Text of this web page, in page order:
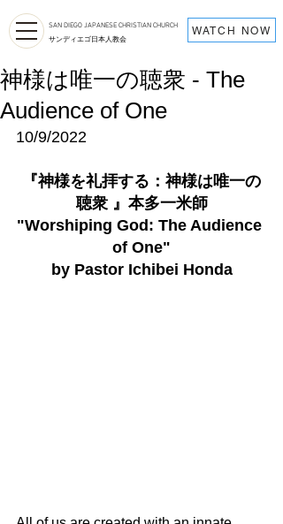
SAN DIEGO JAPANESE CHRISTIAN CHURCH
サンディエゴ日本人教会
WATCH NOW
神様は唯一の聴衆 - The
Audience of One
10/9/2022
『神様を礼拝する：神様は唯一の
聴衆 』 本多一米師
"Worshiping God: The Audience
of One"
by Pastor Ichibei Honda